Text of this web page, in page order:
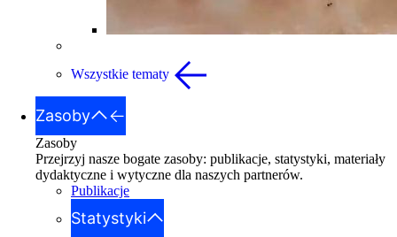
Wszystkie tematy
Zasoby
Zasoby
Przejrzyj nasze bogate zasoby: publikacje, statystyki, materiały
dydaktyczne i wytyczne dla naszych partnerów.
Publikacje
Statystyki